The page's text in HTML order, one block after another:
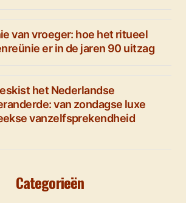
van vroeger: hoe het ritueel
er in de jaren 90 uitzag
het Nederlandse
van zondagse luxe
vanzelfsprekendheid
Categorieën